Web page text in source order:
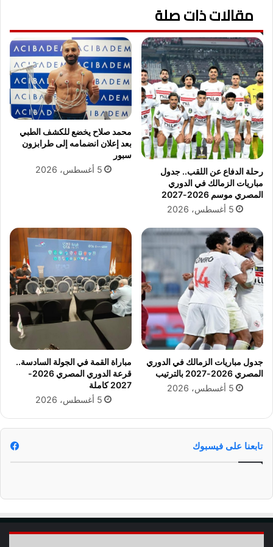
و
ر
ا
ل
ح
ي
ا
ة
ا
ل
ح
ض
ر
ي
م
د
ي
ن
ة
ا
ل
إ
س
ن
د
ة
.
ن
ج
و
م
ا
ل
ف
ن
ي
ع
ز
و
ن
م
د
ي
ا
ل
م
ي
ر
غ
ن
ف
ي
ا
ة
و
ه
ص
و
مقالات ذات صلة
رحلة الدفاع عن اللقب.. جدول
مباريات الزمالك في الدوري
المصري موسم 2026-2027
5 أغسطس، 2026
محمد صلاح يخضع للكشف الطبي
بعد إعلان انضمامه إلى طرابزون
سبور
5 أغسطس، 2026
جدول مباريات الزمالك في الدوري
المصري 2026-2027 بالترتيب
5 أغسطس، 2026
مباراة القمة في الجولة السادسة..
قرعة الدوري المصري 2026-
2027 كاملة
5 أغسطس، 2026
تابعنا على فيسبوك